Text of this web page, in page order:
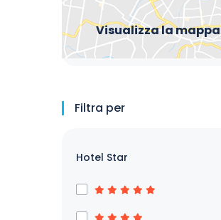
Visualizza la mappa
Filtra per
Hotel Star